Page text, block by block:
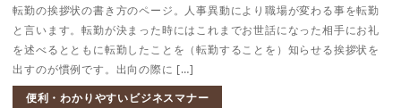
転勤の挨拶状の書き方のページ。人事異動により職場が変わる事を転勤
と言います。転勤が決まった時にはこれまでお世話になった相手にお礼
を述べるとともに転勤したことを（転勤することを）知らせる挨拶状を
出すのが慣例です。出向の際に […]
便利・わかりやすいビジネスマナー